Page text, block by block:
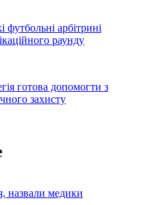
футбольні арбітрині
раунду
готова допомогти з
захисту